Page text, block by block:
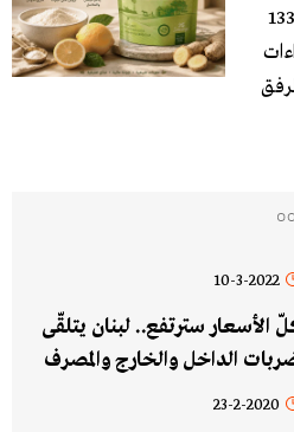
رقم 13384
10-3-2022
الأسعار سترتفع.. لبنان يتلقّى
الداخل والخارج والمصرف
يستدرج الدولارات المخزّنة23-2-2020